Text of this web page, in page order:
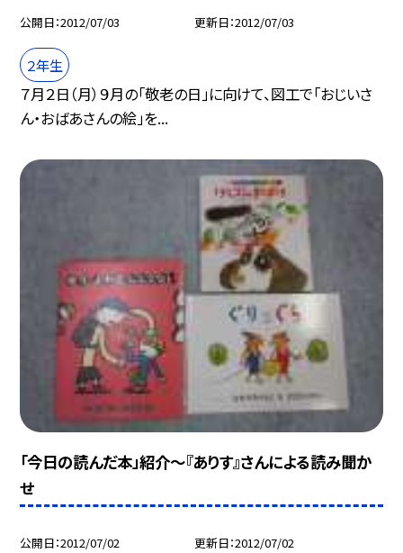
公開日 2012/07/03 更新日 2012/07/03
２年生
７月２日（月）９月の「敬老の日」に向けて、図工で「おじいさ
ん・おばあさんの絵」を...
「今日の読んだ本」紹介〜『ありす』さんによる読み聞か
せ
公開日 2012/07/02 更新日 2012/07/02